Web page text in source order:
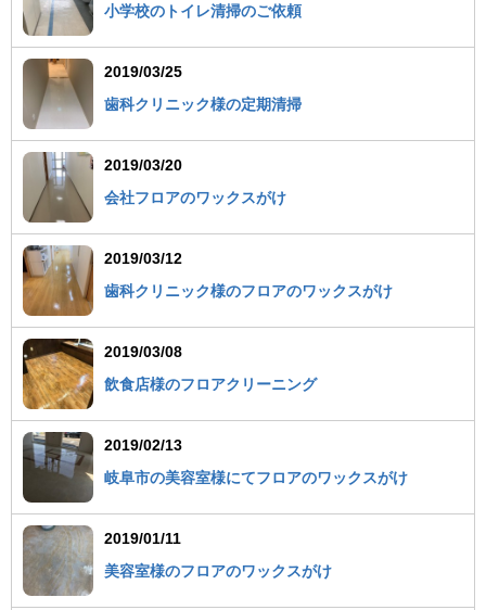
小学校のトイレ清掃のご依頼
2019/03/25
歯科クリニック様の定期清掃
2019/03/20
会社フロアのワックスがけ
2019/03/12
歯科クリニック様のフロアのワックスがけ
2019/03/08
飲食店様のフロアクリーニング
2019/02/13
岐阜市の美容室様にてフロアのワックスがけ
2019/01/11
美容室様のフロアのワックスがけ